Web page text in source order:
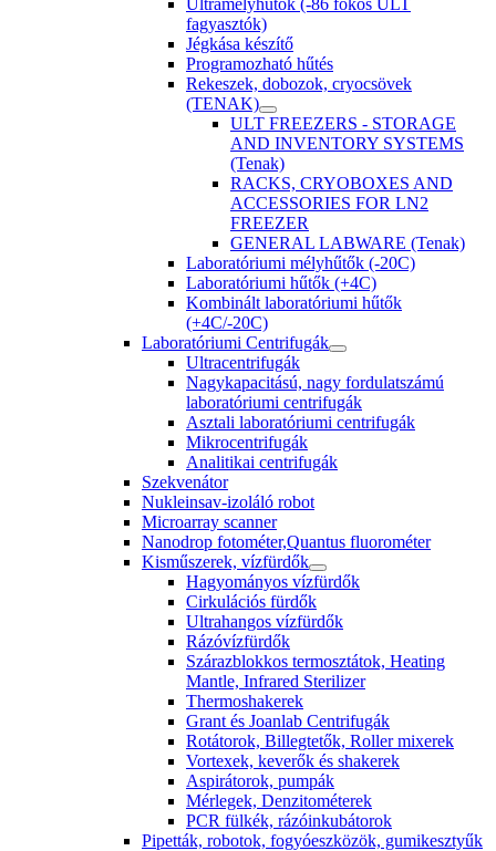
fagyasztók)
Jégkása készítő
Programozható hűtés
Rekeszek, dobozok, cryocsövek
(TENAK)
ULT FREEZERS - STORAGE
AND INVENTORY SYSTEMS
(Tenak)
RACKS, CRYOBOXES AND
ACCESSORIES FOR LN2
FREEZER
GENERAL LABWARE (Tenak)
Laboratóriumi mélyhűtők (-20C)
Laboratóriumi hűtők (+4C)
Kombinált laboratóriumi hűtők
(+4C/-20C)
Laboratóriumi Centrifugák
Ultracentrifugák
Nagykapacitású, nagy fordulatszámú
laboratóriumi centrifugák
Asztali laboratóriumi centrifugák
Mikrocentrifugák
Analitikai centrifugák
Szekvenátor
Nukleinsav-izoláló robot
Microarray scanner
Nanodrop fotométer,Quantus fluorométer
Kisműszerek, vízfürdők
Hagyományos vízfürdők
Cirkulációs fürdők
Ultrahangos vízfürdők
Rázóvízfürdők
Szárazblokkos termosztátok, Heating
Mantle, Infrared Sterilizer
Thermoshakerek
Grant és Joanlab Centrifugák
Rotátorok, Billegtetők, Roller mixerek
Vortexek, keverők és shakerek
Aspirátorok, pumpák
Mérlegek, Denzitométerek
PCR fülkék, rázóinkubátorok
Pipetták, robotok, fogyóeszközök, gumikesztyűk